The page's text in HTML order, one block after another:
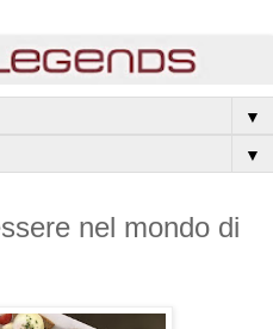
▼
▼
nel mondo di